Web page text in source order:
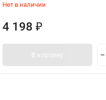
Нет в наличии
4 198 ₽
В корзину